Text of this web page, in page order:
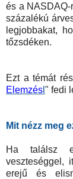
és a
százalékú
legjobbakat,
tőzsdéken.
Ezt a témát
Elemzés " fedi
Mit nézz meg
Ha találsz
veszteséggel,
erejű és